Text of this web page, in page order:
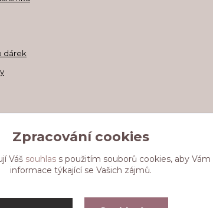
dárek
Zpracování cookies
Váš souhlass použitím souborů cookies, aby
informace týkající se Vašich zájmů.